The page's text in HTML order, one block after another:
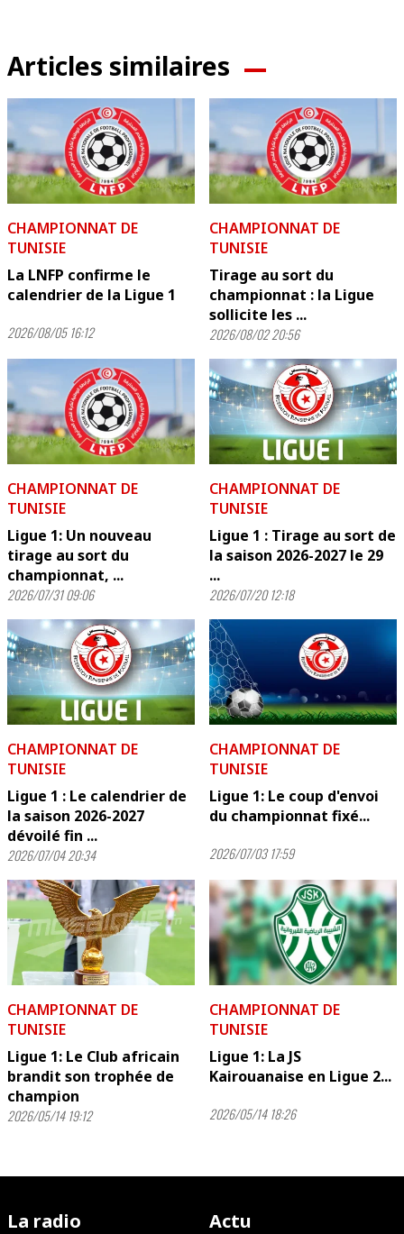
Articles similaires
CHAMPIONNAT DE
TUNISIE
La LNFP confirme le
calendrier de la Ligue 1
2026/08/05 16:12
CHAMPIONNAT DE
TUNISIE
Tirage au sort du
championnat : la Ligue
sollicite les ...
2026/08/02 20:56
CHAMPIONNAT DE
TUNISIE
Ligue 1: Un nouveau
tirage au sort du
championnat, ...
2026/07/31 09:06
CHAMPIONNAT DE
TUNISIE
Ligue 1 : Tirage au sort de
la saison 2026-2027 le 29
...
2026/07/20 12:18
CHAMPIONNAT DE
TUNISIE
Ligue 1 : Le calendrier de
la saison 2026-2027
dévoilé fin ...
2026/07/04 20:34
CHAMPIONNAT DE
TUNISIE
Ligue 1: Le coup d'envoi
du championnat fixé...
2026/07/03 17:59
CHAMPIONNAT DE
TUNISIE
Ligue 1: Le Club africain
brandit son trophée de
champion
2026/05/14 19:12
CHAMPIONNAT DE
TUNISIE
Ligue 1: La JS
Kairouanaise en Ligue 2...
2026/05/14 18:26
La radio Actu